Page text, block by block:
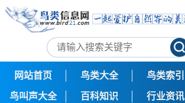
网站首页 鸟类大全 鸟类索引
鸟叫声大全 百科知识 行业资讯